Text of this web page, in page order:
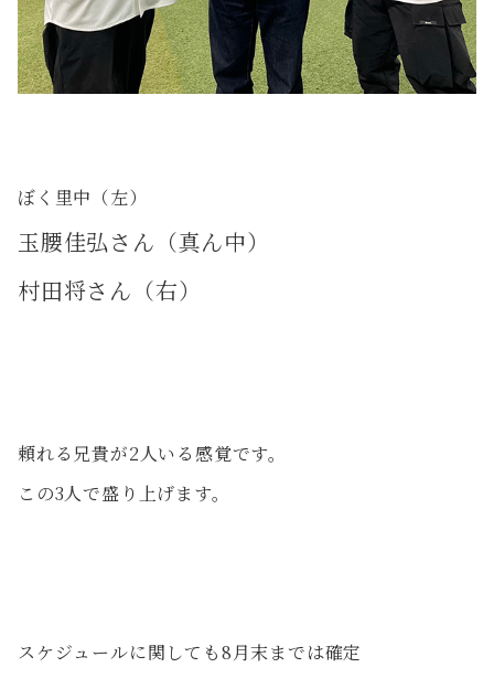
ぼく里中（左）
玉腰佳弘さん（真ん中）
村田将さん（右）
頼れる兄貴が2人いる感覚です。
この3人で盛り上げます。
スケジュールに関しても8月末までは確定